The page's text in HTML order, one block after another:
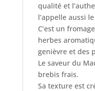
qualité et
l’appelle aussi
C’est un
herbes
genièvre et des
Le saveur du
brebis frais.
Sa texture est